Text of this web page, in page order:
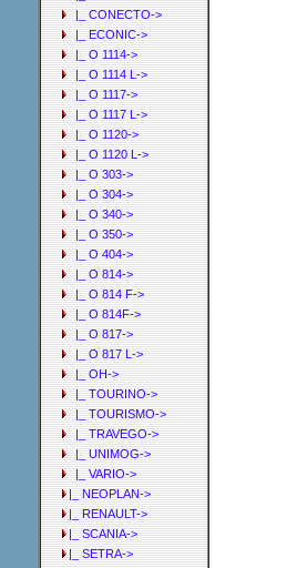
|_ CONECTO->
|_ ECONIC->
|_ O 1114->
|_ O 1114 L->
|_ O 1117->
|_ O 1117 L->
|_ O 1120->
|_ O 1120 L->
|_ O 303->
|_ O 304->
|_ O 340->
|_ O 350->
|_ O 404->
|_ O 814->
|_ O 814 F->
|_ O 814F->
|_ O 817->
|_ O 817 L->
|_ OH->
|_ TOURINO->
|_ TOURISMO->
|_ TRAVEGO->
|_ UNIMOG->
|_ VARIO->
|_ NEOPLAN->
|_ RENAULT->
|_ SCANIA->
|_ SETRA->